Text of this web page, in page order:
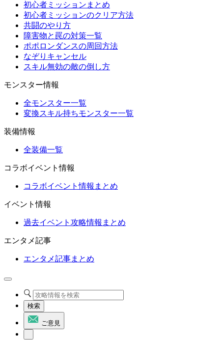
初心者ミッションまとめ
初心者ミッションのクリア方法
共闘のやり方
障害物と罠の対策一覧
ポポロンダンスの周回方法
なぞりキャンセル
スキル無効の敵の倒し方
モンスター情報
全モンスター一覧
変換スキル持ちモンスター一覧
装備情報
全装備一覧
コラボイベント情報
コラボイベント情報まとめ
イベント情報
過去イベント攻略情報まとめ
エンタメ記事
エンタメ記事まとめ
検索
ご意見